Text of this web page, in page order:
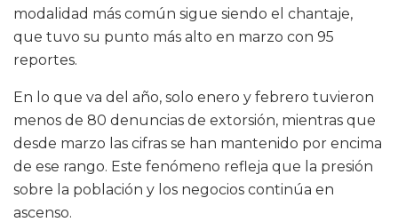
modalidad más común sigue siendo el chantaje,
que tuvo su punto más alto en marzo con 95
reportes.
En lo que va del año, solo enero y febrero tuvieron
menos de 80 denuncias de extorsión, mientras que
desde marzo las cifras se han mantenido por encima
de ese rango. Este fenómeno refleja que la presión
sobre la población y los negocios continúa en
ascenso.